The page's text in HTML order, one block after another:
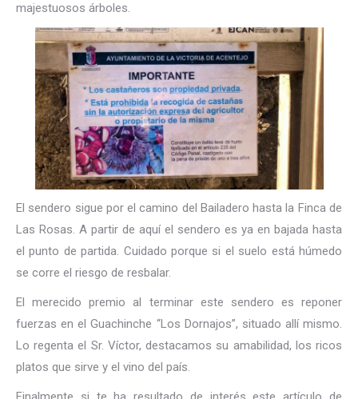
majestuosos árboles.
El sendero sigue por el camino del Bailadero hasta la Finca de
Las Rosas. A partir de aquí el sendero es ya en bajada hasta
el punto de partida. Cuidado porque si el suelo está húmedo
se corre el riesgo de resbalar.
El merecido premio al terminar este sendero es reponer
fuerzas en el Guachinche “Los Dornajos”, situado allí mismo.
Lo regenta el Sr. Víctor, destacamos su amabilidad, los ricos
platos que sirve y el vino del país.